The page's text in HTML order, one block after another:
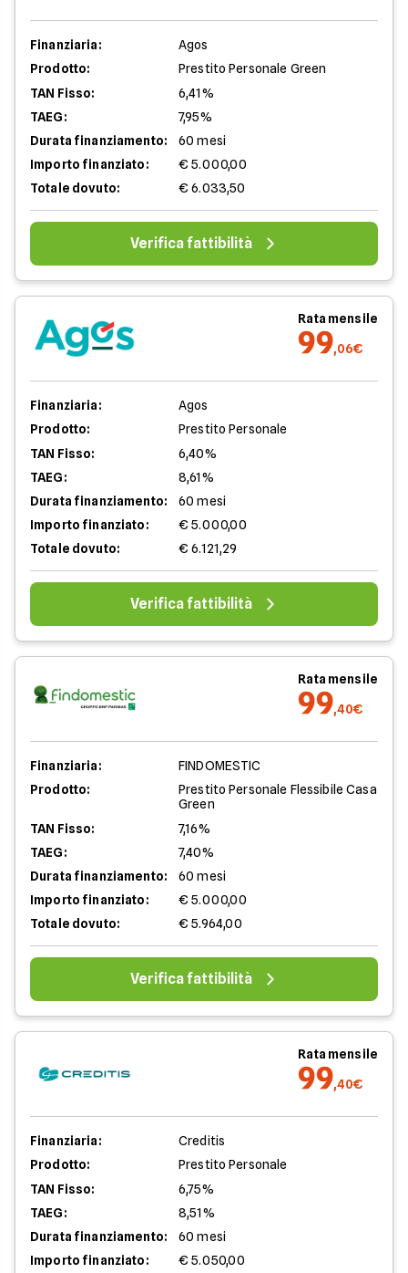
Finanziaria:
Agos
Prodotto:
Prestito Personale Green
TAN Fisso:
6,41%
TAEG:
7,95%
Durata finanziamento:
60 mesi
Importo finanziato:
€ 5.000,00
Totale dovuto:
€ 6.033,50
Verifica fattibilità
Rata mensile
99,06€
Finanziaria:
Agos
Prodotto:
Prestito Personale
TAN Fisso:
6,40%
TAEG:
8,61%
Durata finanziamento:
60 mesi
Importo finanziato:
€ 5.000,00
Totale dovuto:
€ 6.121,29
Verifica fattibilità
Rata mensile
99,40€
Finanziaria:
FINDOMESTIC
Prodotto:
Prestito Personale Flessibile Casa
Green
TAN Fisso:
7,16%
TAEG:
7,40%
Durata finanziamento:
60 mesi
Importo finanziato:
€ 5.000,00
Totale dovuto:
€ 5.964,00
Verifica fattibilità
Rata mensile
99,40€
Finanziaria:
Creditis
Prodotto:
Prestito Personale
TAN Fisso:
6,75%
TAEG:
8,51%
Durata finanziamento:
60 mesi
Importo finanziato:
€ 5.050,00